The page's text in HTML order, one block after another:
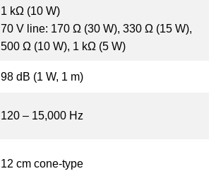
1 kΩ (10 W)
70 V line: 170 Ω (30 W), 330 Ω (15 W),
500 Ω (10 W), 1 kΩ (5 W)
98 dB (1 W, 1 m)
120 – 15,000 Hz
12 cm cone-type